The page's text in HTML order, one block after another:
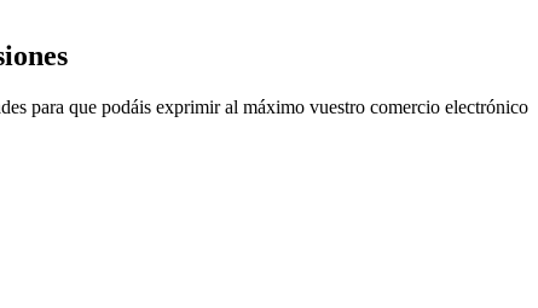
para que podáis exprimir al máximo vuestro comercio electrónico